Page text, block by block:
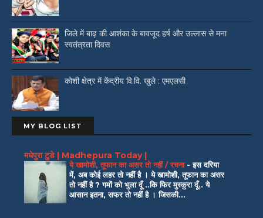
जिले में बाढ़ की आशंका के बावजूद हर्ष और उल्लास से मना
स्वतंत्रता दिवस
कोशी क्षेत्र में केंद्रीय वि.वि. खुले : एमएलसी
MY BLOG LIST
मधेपुरा टुडे | Madhepura Today |
ये खामोशी, तूफान का असर तो नहीं / रचना -इस दरिया
में, अब कोई लहर तो नहीं है । ये खामोशी, तूफान का असर
तो नहीं है ? गमों को भुला दूँ ..कि फिर मुस्कुरा दूँ.. ये
आसान इतना, सफर तो नहीं है । जिसकी...